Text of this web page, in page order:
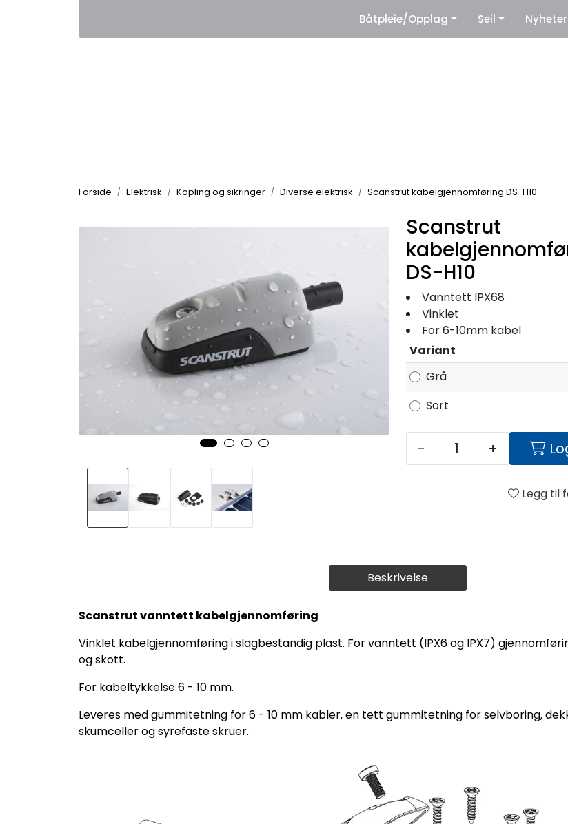
Leverandører
Båtpleie/Opplag Seil Nyheter
Forside Elektrisk Kopling og sikringer Diverse elektrisk Scanstrut kabelgjennomføring DS-H10
Beskrivelse
Scanstrut vanntett kabelgjennomføring
Vinklet kabelgjennomføring i slagbestandig plast. For vanntett (IPX6 og IPX7)
og skott.
For kabeltykkelse 6 - 10 mm.
Leveres med gummitetning for 6 - 10 mm kabler, en tett gummitetning for selvboring,
skumceller og syrefaste skruer.
Scanstrut
DS-H10
Vanntett IPX68
Vinklet
For 6-10mm kabel
Variant
Grå
Sort
- +
Legg til